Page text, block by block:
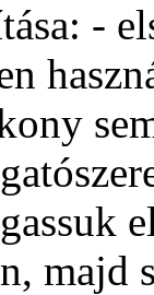
-
majd